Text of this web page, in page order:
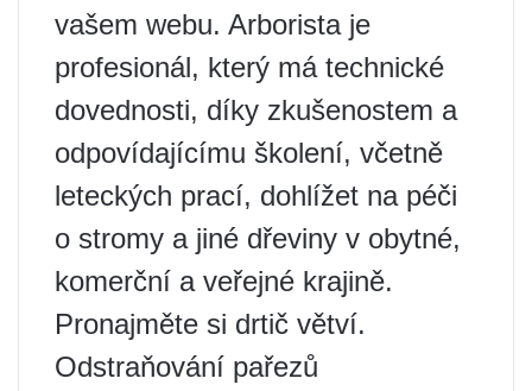
vašem webu. Arborista je
profesionál, který má technické
dovednosti, díky zkušenostem a
odpovídajícímu školení, včetně
leteckých prací, dohlížet na péči
o stromy a jiné dřeviny v obytné,
komerční a veřejné krajině.
Pronajměte si drtič větví.
Odstraňování pařezů